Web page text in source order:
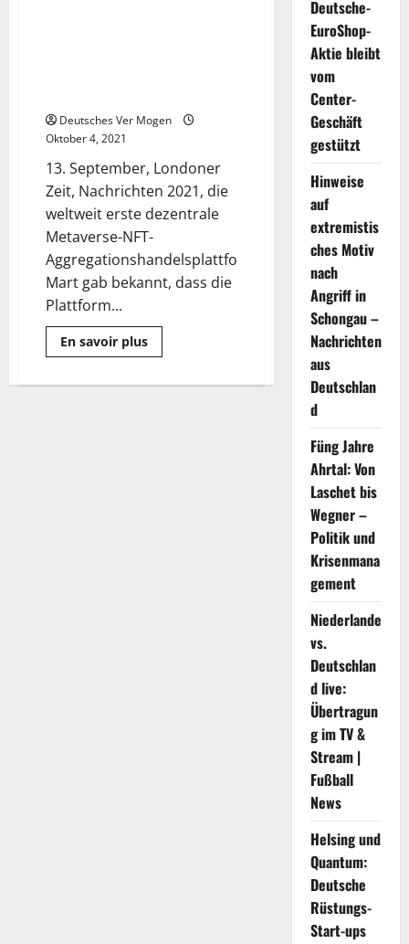
Deutsches Ver Mogen
Oktober 4, 2021
13. September, Londoner
Zeit, Nachrichten 2021, die
weltweit erste dezentrale
Metaverse-NFT-
Aggregationshandelsplattform
Mart gab bekannt, dass die
Plattform...
En savoir plusMehr
Informationen
weltweit
Aggregationshandelsplattform
Deutsche-
EuroShop-
Aktie bleibt
vom
Center-
Geschäft
gestützt
Hinweise
auf
extremistis
ches Motiv
nach
Angriff in
Schongau –
Nachrichten
aus
Deutschlan
d
Füng Jahre
Ahrtal: Von
Laschet bis
Wegner –
Politik und
Krisenmana
gement
Niederlande
vs.
Deutschlan
d live:
Übertragun
g im TV &
Stream |
Fußball
News
Helsing und
Quantum:
Deutsche
Rüstungs-
Start-ups